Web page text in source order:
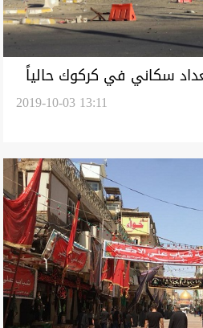
سكاني في كركوك حالياً
2019-10-03 13:11